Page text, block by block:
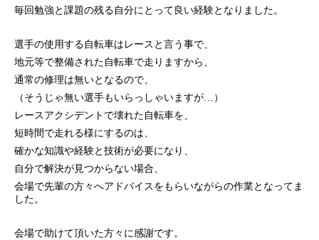
毎回勉強と課題の残る自分にとって良い経験となりました。
選手の使用する自転車はレースと言う事で、
地元等で整備された自転車で走りますから、
通常の修理は無いとなるので、
（そうじゃ無い選手もいらっしゃいますが…）
レースアクシデントで壊れた自転車を、
短時間で走れる様にするのは、
確かな知識や経験と技術が必要になり、
自分で解決が見つからない場合、
会場で先輩の方々へアドバイスをもらいながらの作業となってま
した。
会場で助けて頂いた方々に感謝です。